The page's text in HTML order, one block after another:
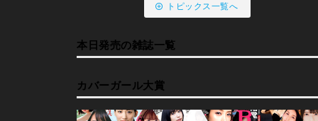
トピックス一覧へ
本日発売の雑誌一覧
カバーガール大賞